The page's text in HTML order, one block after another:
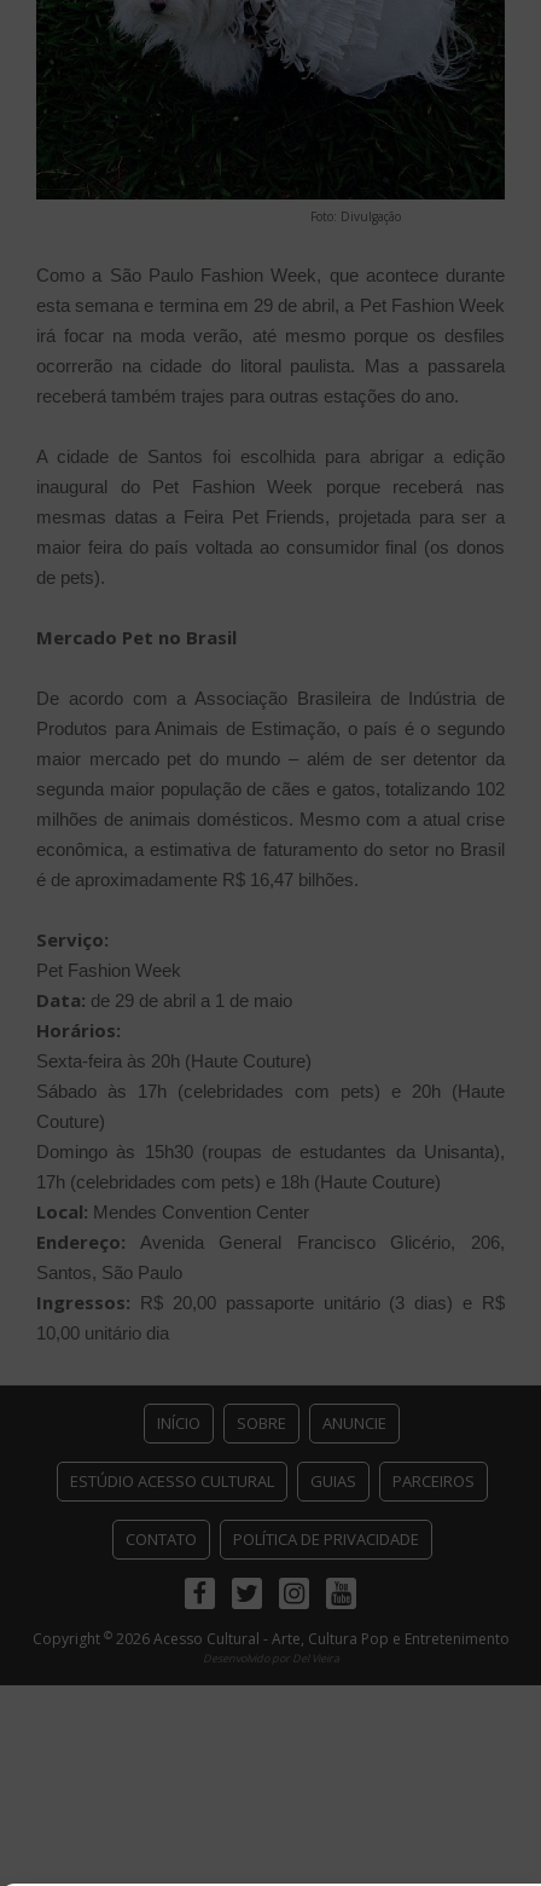
Foto: Divulgação
Como a São Paulo Fashion Week, que acontece durante
esta semana e termina em 29 de abril, a Pet Fashion Week
irá focar na moda verão, até mesmo porque os desfiles
ocorrerão na cidade do litoral paulista. Mas a passarela
receberá também trajes para outras estações do ano.
A cidade de Santos foi escolhida para abrigar a edição
inaugural do Pet Fashion Week porque receberá nas
mesmas datas a Feira Pet Friends, projetada para ser a
maior feira do país voltada ao consumidor final (os donos
de pets).
Mercado Pet no Brasil
De acordo com a Associação Brasileira de Indústria de
Produtos para Animais de Estimação, o país é o segundo
maior mercado pet do mundo – além de ser detentor da
segunda maior população de cães e gatos, totalizando 102
milhões de animais domésticos. Mesmo com a atual crise
econômica, a estimativa de faturamento do setor no Brasil
é de aproximadamente R$ 16,47 bilhões.
Serviço:
Pet Fashion Week
Data: de 29 de abril a 1 de maio
Horários:
Sexta-feira às 20h (Haute Couture)
Sábado às 17h (celebridades com pets) e 20h (Haute
Couture)
Domingo às 15h30 (roupas de estudantes da Unisanta),
17h (celebridades com pets) e 18h (Haute Couture)
Local: Mendes Convention Center
Endereço: Avenida General Francisco Glicério, 206,
Santos, São Paulo
Ingressos: R$ 20,00 passaporte unitário (3 dias) e R$
10,00 unitário dia
INÍCIO SOBRE ANUNCIE
ESTÚDIO ACESSO CULTURAL GUIAS PARCEIROS
CONTATO POLÍTICA DE PRIVACIDADE
FacebookTwitterInstagramYoutube
Copyright ©2026 Acesso Cultural - Arte, Cultura Pop e Entretenimento
Desenvolvido por Del Vieira